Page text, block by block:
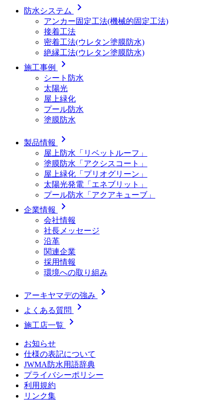
防水システム chevron_right
アンカー固定工法(機械的固定工法)
接着工法
密着工法(ウレタン塗膜防水)
絶縁工法(ウレタン塗膜防水)
施工事例
chevron_right
シート防水
太陽光
屋上緑化
プール防水
塗膜防水
製品情報 chevron_right
屋上防水「リベットルーフ」
塗膜防水「アクシスコート」
屋上緑化「プリオグリーン」
太陽光発電「エネブリット」
プール防水「アクアキューブ」
企業情報
chevron_right
会社情報
社長メッセージ
沿革
関連企業
採用情報
環境への取り組み
アーキヤマデの強み chevron_right
よくある質問 chevron_right
施工店一覧 chevron_right
お知らせ
仕様の表記について
JWMA防水用語辞典
プライバシーポリシー
利用規約
リンク集